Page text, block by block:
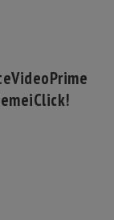
VideoPrime
Click!